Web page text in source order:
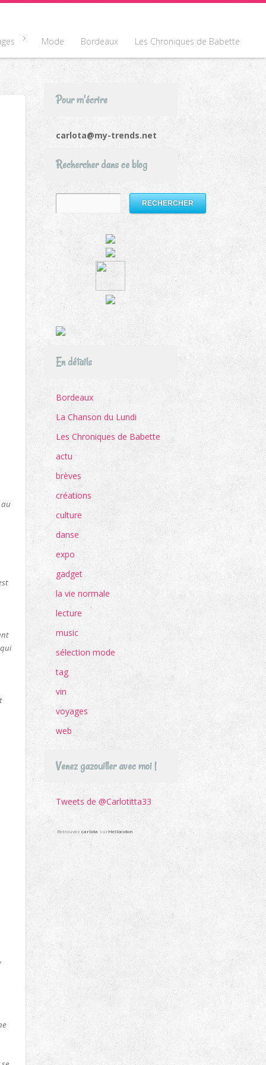
Mode Bordeaux Les Chroniques de Babette
au
Pour m'écrire
carlota@my-trends.net
Rechercher dans ce blog
En détails
Bordeaux
La Chanson du Lundi
Les Chroniques de Babette
actu
brèves
créations
culture
danse
expo
gadget
la vie normale
lecture
music
sélection mode
tag
vin
voyages
web
Venez gazouiller avec moi !
Tweets de @Carlotitta33
Retrouvez carlota surHellocoton